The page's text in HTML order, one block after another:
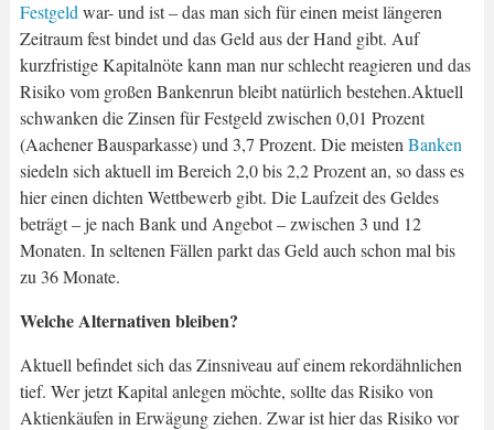
Festgeld war- und ist – das man sich für einen meist längeren
Zeitraum fest bindet und das Geld aus der Hand gibt. Auf
kurzfristige Kapitalnöte kann man nur schlecht reagieren und das
Risiko vom großen Bankenrun bleibt natürlich bestehen.Aktuell
schwanken die Zinsen für Festgeld zwischen 0,01 Prozent
(Aachener Bausparkasse) und 3,7 Prozent. Die meisten Banken
siedeln sich aktuell im Bereich 2,0 bis 2,2 Prozent an, so dass es
hier einen dichten Wettbewerb gibt. Die Laufzeit des Geldes
beträgt – je nach Bank und Angebot – zwischen 3 und 12
Monaten. In seltenen Fällen parkt das Geld auch schon mal bis
zu 36 Monate.
Welche Alternativen bleiben?
Aktuell befindet sich das Zinsniveau auf einem rekordähnlichen
tief. Wer jetzt Kapital anlegen möchte, sollte das Risiko von
Aktienkäufen in Erwägung ziehen. Zwar ist hier das Risiko vor